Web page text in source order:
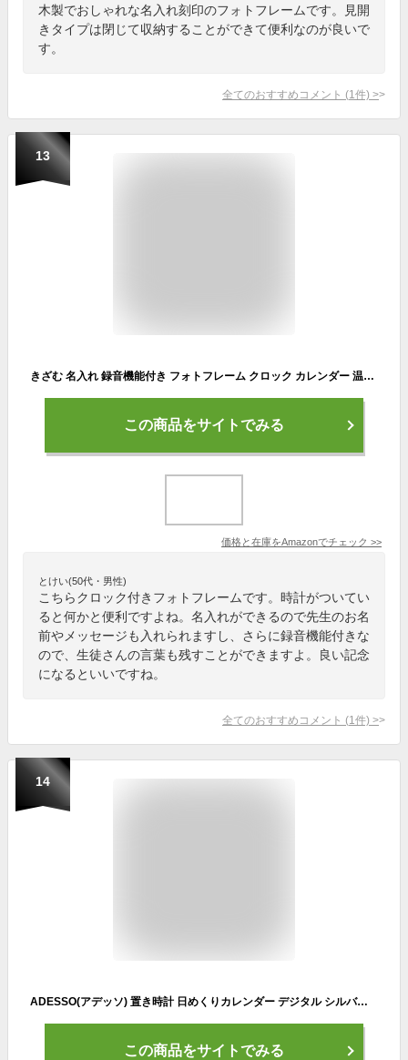
木製でおしゃれな名入れ刻印のフォトフレームです。見開
きタイプは閉じて収納することができて便利なのが良いで
す。
全てのおすすめコメント (1 件) >
13
きざむ 名入れ 録音機能付き フォトフレーム クロック カレンダー 温度計 時計付き ギフト
この商品をサイトでみる
価格と在庫をAmazonでチェック >>
とけい(50代・男性)
こちらクロック付きフォトフレームです。時計がついてい
ると何かと便利ですよね。名入れができるので先生のお名
前やメッセージも入れられますし、さらに録音機能付きな
ので、生徒さんの言葉も残すことができますよ。良い記念
になるといいですね。
全てのおすすめコメント (1 件) >
14
ADESSO(アデッソ) 置き時計 日めくりカレンダー デジタル シルバー 写真立て 付き 置き掛け兼用 HP-102
この商品をサイトでみる